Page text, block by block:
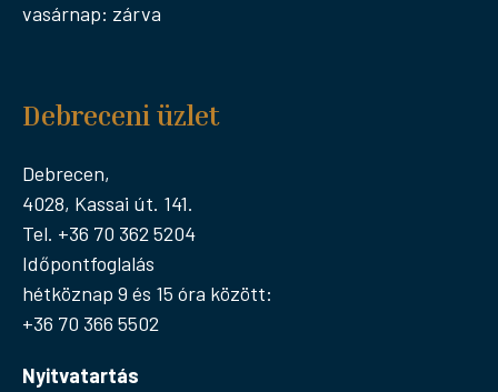
vasárnap: zárva
Debreceni üzlet
Debrecen,
4028, Kassai út. 141.
Tel. +36 70 362 5204
Időpontfoglalás
hétköznap 9 és 15 óra között:
+36 70 366 5502
Nyitvatartás